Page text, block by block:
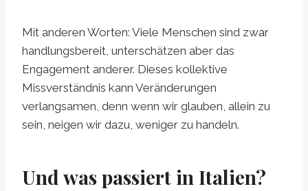
Mit anderen Worten: Viele Menschen sind zwar
handlungsbereit, unterschätzen aber das
Engagement anderer. Dieses kollektive
Missverständnis kann Veränderungen
verlangsamen, denn wenn wir glauben, allein zu
sein, neigen wir dazu, weniger zu handeln.
Und was passiert in Italien?